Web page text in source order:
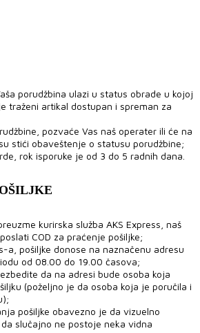
porudžbina ulazi u status obrade u kojoj
traženi artikal dostupan i spreman za
pozvaće Vas naš operater ili će na
stići obaveštenje o statusu porudžbine;
rok isporuke je od 3 do 5 radnih dana.
kurirska služba AKS Express, naš
COD za praćenje pošiljke;
a, pošiljke donose na naznačenu adresu
od 08.00 do 19.00 časova;
da na adresi bude osoba koja
(poželjno je da osoba koja je poručila i
pošiljke obavezno je da vizuelno
slučajno ne postoje neka vidna